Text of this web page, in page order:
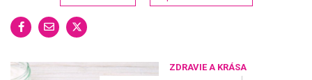
ZDRAVIE A KRÁSA